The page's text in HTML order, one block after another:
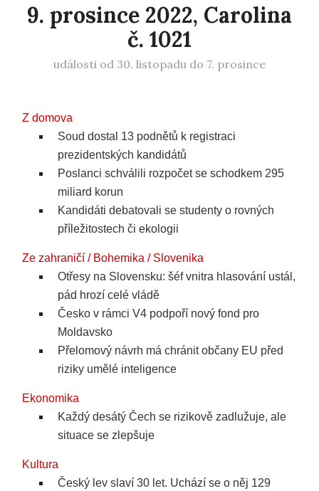
9. prosince 2022, Carolina
č. 1021
události od 30. listopadu do 7. prosince
Z domova
Soud dostal 13 podnětů k registraci
prezidentských kandidátů
Poslanci schválili rozpočet se schodkem 295
miliard korun
Kandidáti debatovali se studenty o rovných
příležitostech či ekologii
Ze zahraničí / Bohemika / Slovenika
Otřesy na Slovensku: šéf vnitra hlasování ustál,
pád hrozí celé vládě
Česko v rámci V4 podpoří nový fond pro
Moldavsko
Přelomový návrh má chránit občany EU před
riziky umělé inteligence
Ekonomika
Každý desátý Čech se rizikově zadlužuje, ale
situace se zlepšuje
Kultura
Český lev slaví 30 let. Uchází se o něj 129